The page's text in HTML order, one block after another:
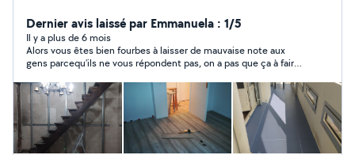
restauration de divers objets. N'hésitez pas à me
contacter pour qu'ensemble nous donnons vie a vos
souhaits!
Dernier avis laissé par Emmanuela : 1/5
Il y a plus de 6 mois
Alors vous êtes bien fourbes à laisser de mauvaise note aux
gens parcequ’ils ne vous répondent pas, on a pas que ça à faire.
plus que vous n’étiez même pas qualifié pour la demande. Ça
en dit long sur votre personnalité !